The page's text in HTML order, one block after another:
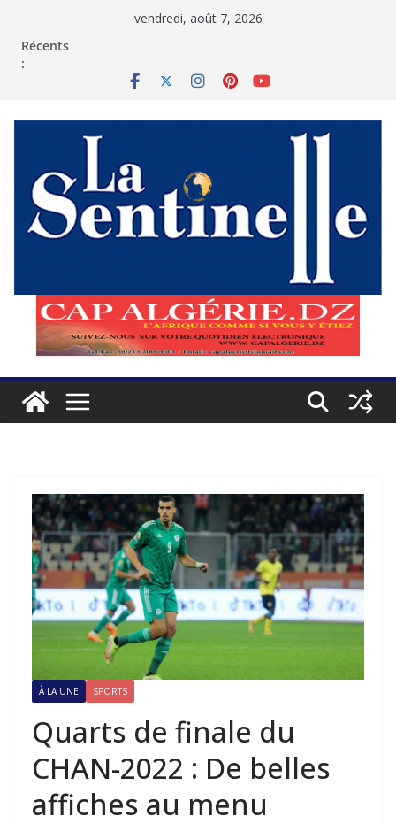
vendredi, août 7, 2026
Récents
:
À LA UNE SPORTS
Quarts de finale du
CHAN-2022 : De belles
affiches au menu